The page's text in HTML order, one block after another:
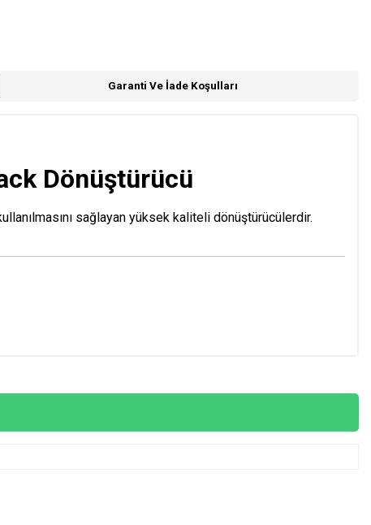
Garanti Ve İade Koşulları
Dönüştürücü
sağlayan yüksek kaliteli dönüştürücülerdir.